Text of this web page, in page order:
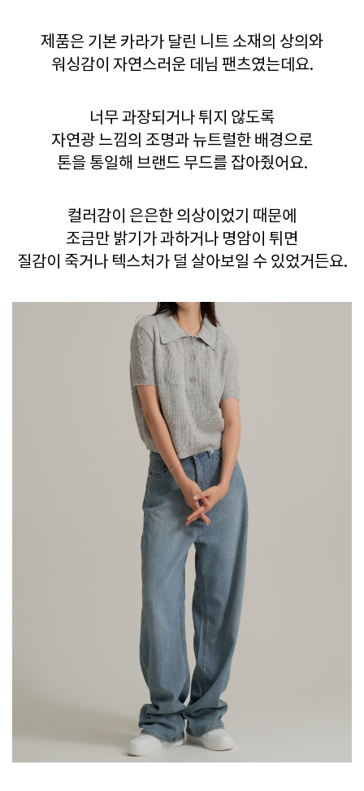
제품은 기본 카라가 달린 니트 소재의 상의와
워싱감이 자연스러운 데님 팬츠였는데요.
너무 과장되거나 튀지 않도록
자연광 느낌의 조명과 뉴트럴한 배경으로
톤을 통일해 브랜드 무드를 잡아줬어요.
컬러감이 은은한 의상이었기 때문에
조금만 밝기가 과하거나 명암이 튀면
질감이 죽거나 텍스처가 덜 살아보일 수 있었거든요.